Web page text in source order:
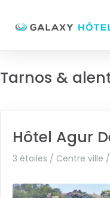
Tarnos &
Hôtel Agur
3 étoiles / Centre ville